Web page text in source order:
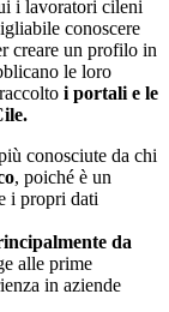
i lavoratori cileni
conoscere
creare un profilo in
le loro
i portali e le
conosciute da chi
, poiché è un
i propri dati
da
alle prime
in aziende